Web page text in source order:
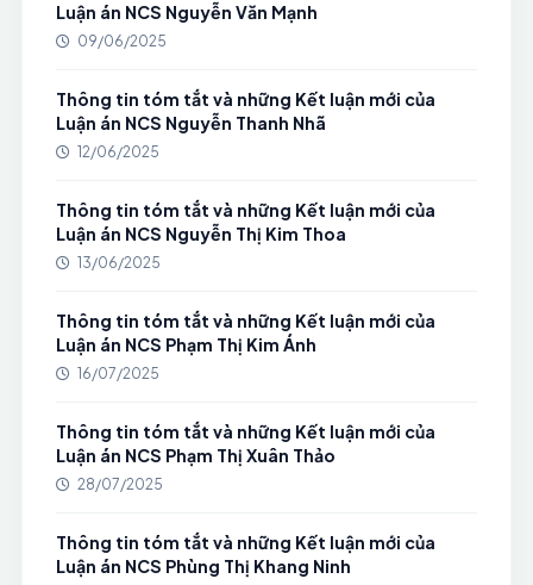
Luận án NCS Nguyễn Văn Mạnh
09/06/2025
Thông tin tóm tắt và những Kết luận mới của
Luận án NCS Nguyễn Thanh Nhã
12/06/2025
Thông tin tóm tắt và những Kết luận mới của
Luận án NCS Nguyễn Thị Kim Thoa
13/06/2025
Thông tin tóm tắt và những Kết luận mới của
Luận án NCS Phạm Thị Kim Ánh
16/07/2025
Thông tin tóm tắt và những Kết luận mới của
Luận án NCS Phạm Thị Xuân Thảo
28/07/2025
Thông tin tóm tắt và những Kết luận mới của
Luận án NCS Phùng Thị Khang Ninh